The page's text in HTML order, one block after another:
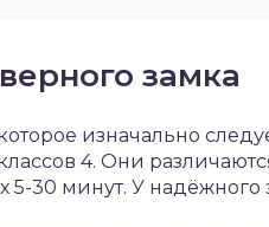
замка
изначально
4. Они
5-30 минут. У